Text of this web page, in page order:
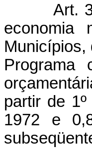
Art.
economia
Municípios,
Programa
partir de
1972 e